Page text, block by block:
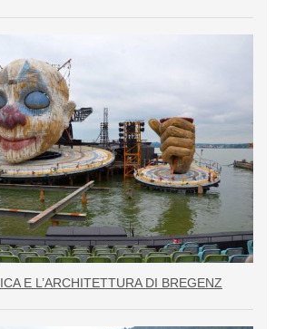
E L’ARCHITETTURA DI BREGENZ